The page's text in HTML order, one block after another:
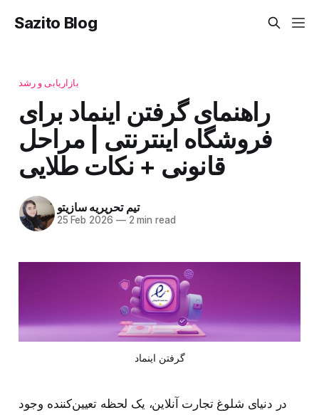
Sazito Blog
بازاریابی و رشد
راهنمای گرفتن اینماد برای
فروشگاه اینترنتی | مراحل
قانونی + نکات طلایی
تیم تحریریه سازیتو
25 Feb 2026 —2 min read
گرفتن اینماد
در دنیای شلوغ تجارت آنلاین، یک لحظه تعیین‌کننده وجود